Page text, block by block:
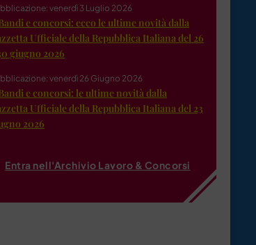
venerdì 3 Luglio 2026
e concorsi: ecco le ultime novità dalla
Ufficiale della Repubblica Italiana del 26
giugno 2026
venerdì 26 Giugno 2026
e concorsi: le ultime novità dalla
Ufficiale della Repubblica Italiana del 23
2026
Entra nell'Archivio Lavoro & Concorsi